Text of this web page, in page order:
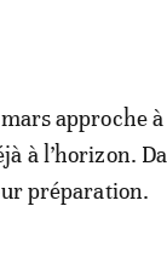
approche
à l’horizon.
préparation.